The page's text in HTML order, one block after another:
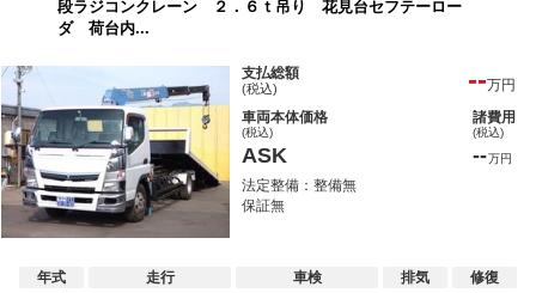
段ラジコンクレーン ２．６ｔ吊り 花見台セフテーロー
ダ 荷台内...
支払総額
(税込) --万円
車両本体価格
(税込)
ASK
諸費用
(税込)
--万円
法定整備：整備無
保証無
年式
走行
車検
排気
修復